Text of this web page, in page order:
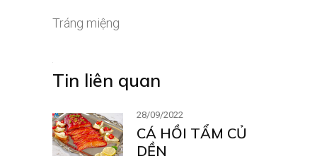
Tráng miệng
Tin liên quan
28/09/2022
CÁ HỒI TẨM CỦ
DỀN